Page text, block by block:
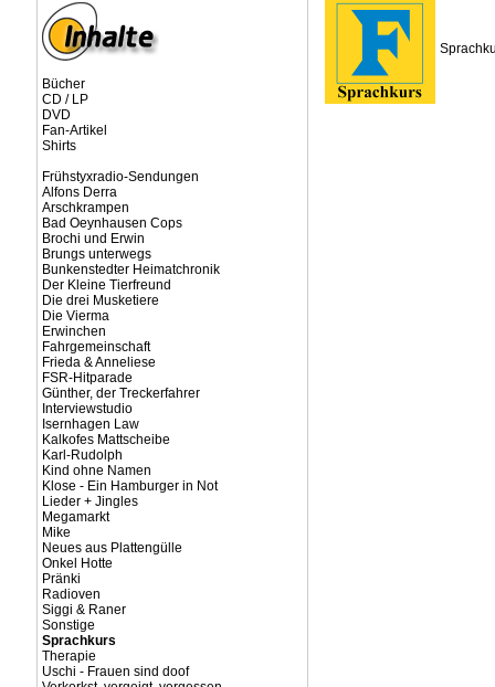
Bücher
CD / LP
DVD
Fan-Artikel
Shirts
Frühstyxradio-Sendungen
Alfons Derra
Arschkrampen
Bad Oeynhausen Cops
Brochi und Erwin
Brungs unterwegs
Bunkenstedter Heimatchronik
Der Kleine Tierfreund
Die drei Musketiere
Die Vierma
Erwinchen
Fahrgemeinschaft
Frieda & Anneliese
FSR-Hitparade
Günther, der Treckerfahrer
Interviewstudio
Isernhagen Law
Kalkofes Mattscheibe
Karl-Rudolph
Kind ohne Namen
Klose - Ein Hamburger in Not
Lieder + Jingles
Megamarkt
Mike
Neues aus Plattengülle
Onkel Hotte
Pränki
Radioven
Siggi & Raner
Sonstige
Sprachkurs
Therapie
Uschi - Frauen sind doof